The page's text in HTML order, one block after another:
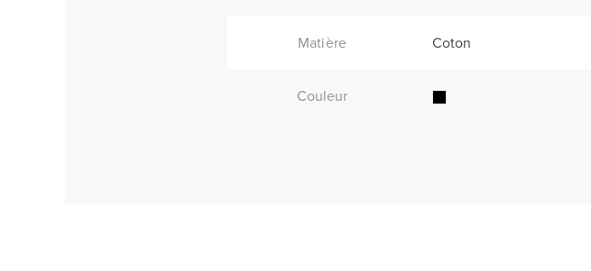
Matière Coton
Couleur